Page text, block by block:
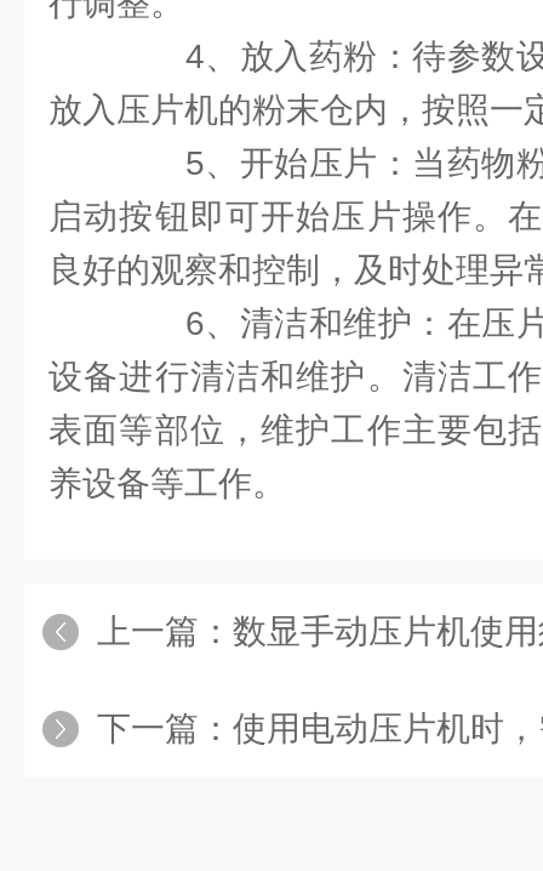
4、放入药粉：待参数设
放入压片机的粉末仓内，按照一
5、开始压片：当药物粉
启动按钮即可开始压片操作。
良好的观察和控制，及时处理异
6、清洁和维护：在压片
设备进行清洁和维护。清洁工
表面等部位，维护工作主要包
养设备等工作。
上一篇： 数显手动压片机使
下一篇： 使用电动压片机时，